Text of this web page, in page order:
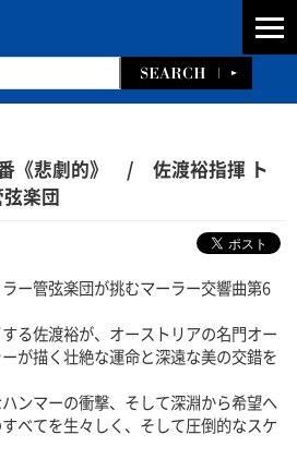
番《悲劇的》 / 佐渡裕指揮 ト
楽団
ー管弦楽団が挑むマーラー交響曲第6
る佐渡裕が、オーストリアの名門オー
が描く壮絶な運命と深遠な美の交錯を
ンマーの衝撃、そして深淵から希望へ
べてを生々しく、そして圧倒的なスケ